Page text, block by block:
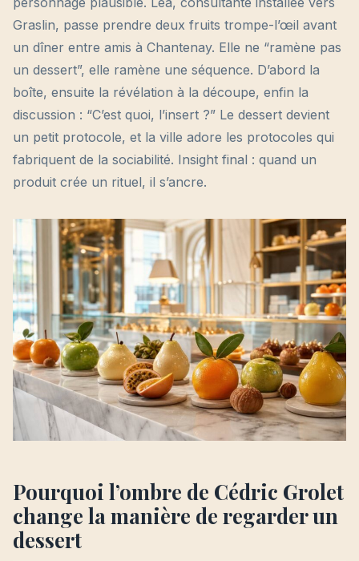
Graslin, passe prendre deux fruits trompe-l’œil avant
un dîner entre amis à Chantenay. Elle ne “ramène pas
un dessert”, elle ramène une séquence. D’abord la
boîte, ensuite la révélation à la découpe, enfin la
discussion : “C’est quoi, l’insert ?” Le dessert devient
un petit protocole, et la ville adore les protocoles qui
fabriquent de la sociabilité. Insight final : quand un
produit crée un rituel, il s’ancre.
Pourquoi l’ombre de Cédric Grolet
change la manière de regarder un
dessert